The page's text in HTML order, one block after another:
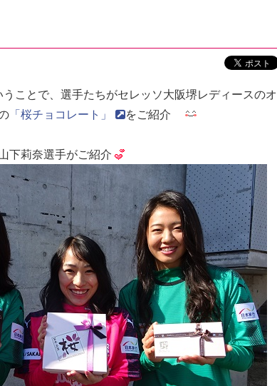
うことで、選手たちがセレッソ大阪堺レディースのオ
「桜チョコレート」 をご紹介
下莉奈選手がご紹介